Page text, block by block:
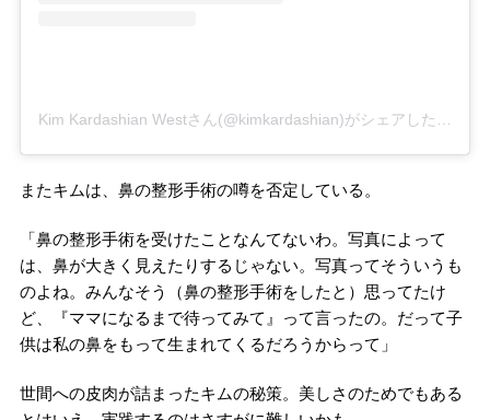
またキムは、鼻の整形手術の噂を否定している。
「鼻の整形手術を受けたことなんてないわ。写真によって
は、鼻が大きく見えたりするじゃない。写真ってそういうも
のよね。みんなそう（鼻の整形手術をしたと）思ってたけ
ど、『ママになるまで待ってみて』って言ったの。だって子
供は私の鼻をもって生まれてくるだろうからって」
世間への皮肉が詰まったキムの秘策。美しさのためでもある